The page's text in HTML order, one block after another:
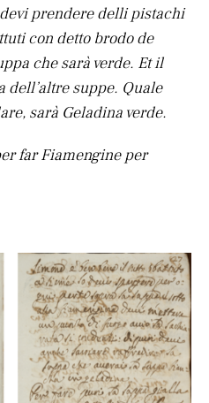
prendere delli pistachi
con detto brodo de
che sarà verde. Et il
dell’altre suppe. Quale
sarà Geladina verde.
far Fiamengine per